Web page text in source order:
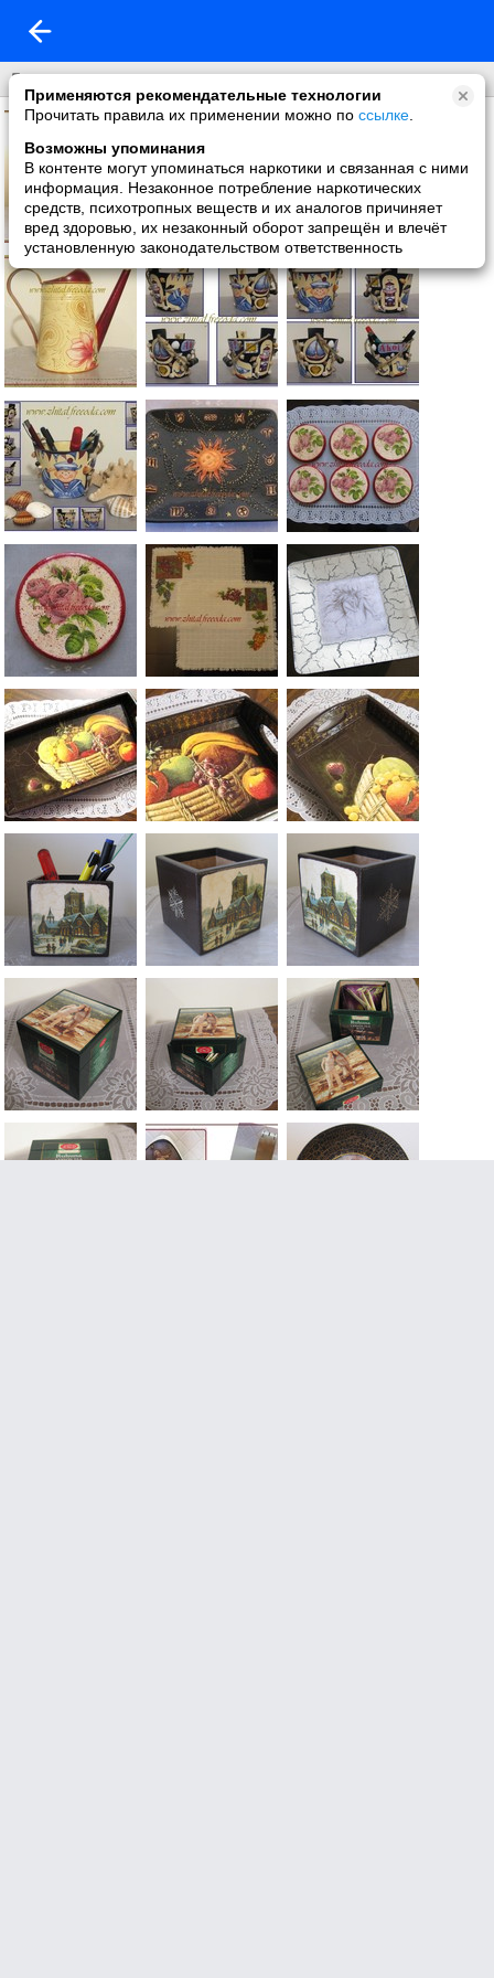
Применяются рекомендательные технологии
Прочитать правила их применении можно по ссылке
Возможны упоминания
В контенте могут упоминаться наркотики и связанная с ними
информация. Незаконное потребление наркотических
средств, психотропных веществ и их аналогов причиняет
вред здоровью, их незаконный оборот запрещён и влечёт
установленную законодательством ответственность
Декупаж.